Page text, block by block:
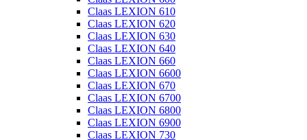
Claas LEXION 610
Claas LEXION 620
Claas LEXION 630
Claas LEXION 640
Claas LEXION 660
Claas LEXION 6600
Claas LEXION 670
Claas LEXION 6700
Claas LEXION 6800
Claas LEXION 6900
Claas LEXION 730